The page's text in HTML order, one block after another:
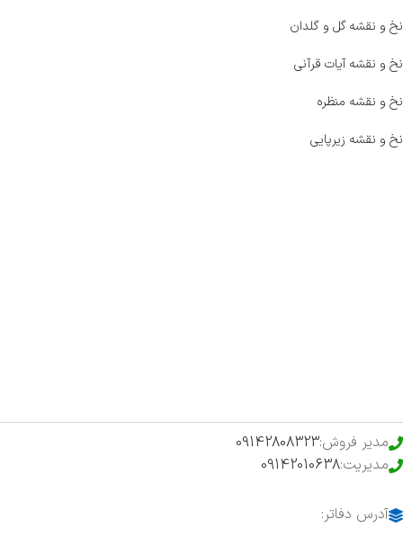
نخ و نقشه گل و گلدان
نخ و نقشه آیات قرآنی
نخ و نقشه منظره
نخ و نقشه زیرپایی
مدیر فروش:09142808323
مدیریت:09142010638
آدرس دفاتر: